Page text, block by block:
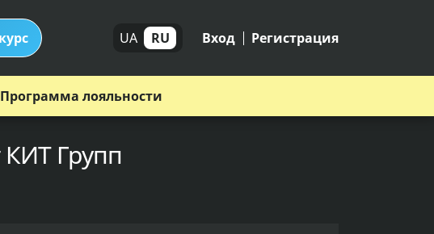
UA RU Вход Регистрация
Программа лояльности
КИТ Групп